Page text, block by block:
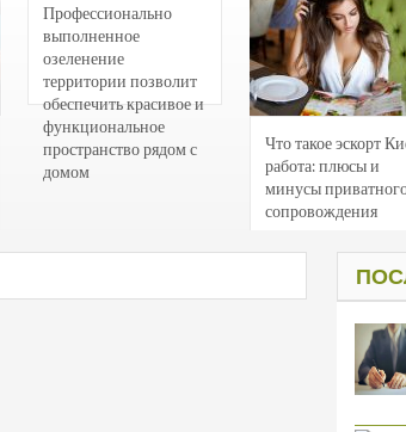
Профессионально
выполненное
озеленение
территории позволит
обеспечить красивое и
функциональное
пространство рядом с
домом
Что такое эскорт
работа: плюсы и
минусы
сопровождения